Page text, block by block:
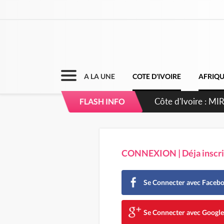
A LA UNE COTE D'IVOIRE
FLASH INFO Côte d'Ivoire :
CONNEXION | Déja
Se Connecter avec
Se Connecter avec Google